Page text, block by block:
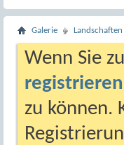
Galerie Landschaften
Wenn Sie
registrieren
zu können.